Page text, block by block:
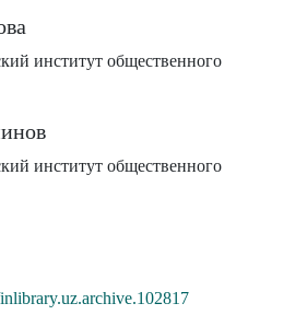
институт общественного
институт общественного